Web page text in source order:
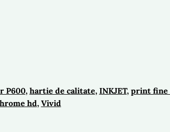
P600, hartie de calitate, INKJET, print fine
hd, Vivid